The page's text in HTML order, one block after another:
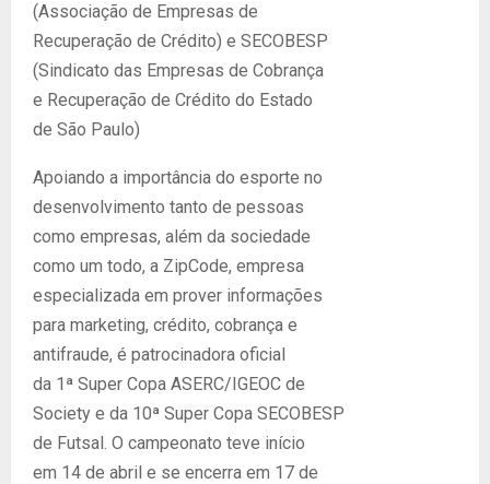
(Associação de Empresas de
Recuperação de Crédito) e SECOBESP
(Sindicato das Empresas de Cobrança
e Recuperação de Crédito do Estado
de São Paulo)
Apoiando a importância do esporte no
desenvolvimento tanto de pessoas
como empresas, além da sociedade
como um todo, a ZipCode, empresa
especializada em prover informações
para marketing, crédito, cobrança e
antifraude, é patrocinadora oficial
da 1ª Super Copa ASERC/IGEOC de
Society e da 10ª Super Copa SECOBESP
de Futsal. O campeonato teve início
em 14 de abril e se encerra em 17 de